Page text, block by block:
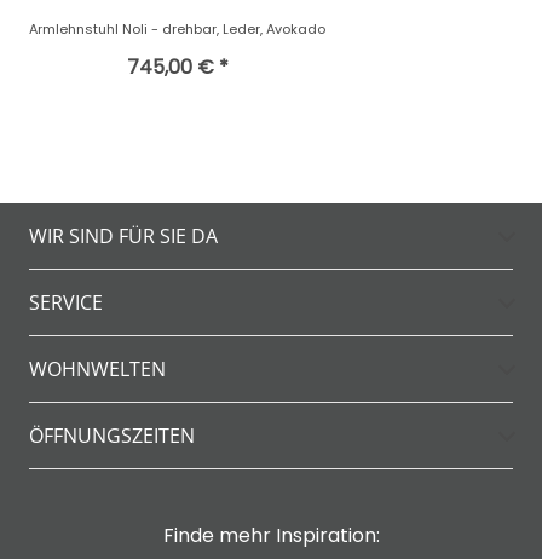
Armlehnstuhl Noli - drehbar, Leder, Avokado
745,00 € *
WIR SIND FÜR SIE DA
SERVICE
WOHNWELTEN
ÖFFNUNGSZEITEN
Finde mehr Inspiration: